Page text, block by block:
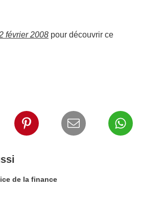
février 2008 pour découvrir ce
de la finance